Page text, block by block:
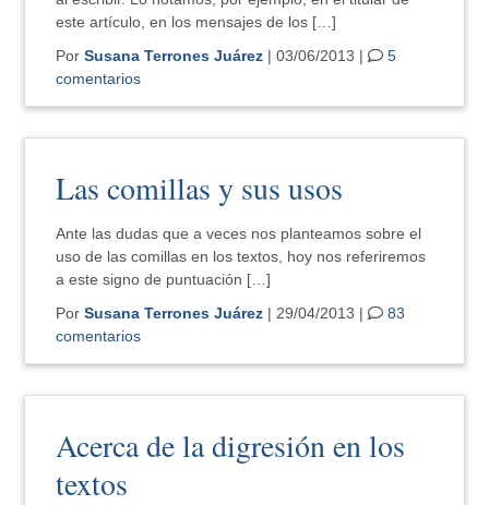
este artículo, en los mensajes de los […]
PorSusana Terrones Juárez | 03/06/2013 |
5
comentarios
Las comillas y sus usos
Ante las dudas que a veces nos planteamos sobre el
uso de las comillas en los textos, hoy nos referiremos
a este signo de puntuación […]
PorSusana Terrones Juárez | 29/04/2013 |
83
comentarios
Acerca de la digresión en los
textos